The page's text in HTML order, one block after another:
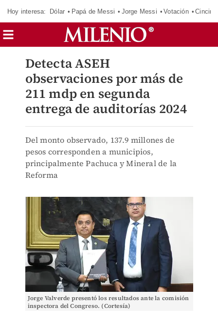
Hoy interesa: Dólar Papá de Messi Jorge Messi Votación
Detecta ASEH
observaciones por más de
211 mdp en segunda
entrega de auditorías 2024
Del monto observado, 137.9 millones de
pesos corresponden a municipios,
principalmente Pachuca y Mineral de la
Reforma
Jorge Valverde presentó los resultados ante la comisión
inspectora del Congreso. (Cortesía)